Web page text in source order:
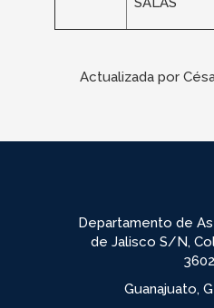
Actualizada por
Departamento de
de Jalisco S/N,
Guanajuato,